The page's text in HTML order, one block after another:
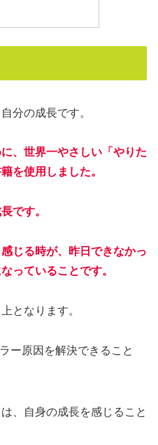
分の成長です。
、世界一やさしい「やりた
を使用しました。
です。
じる時が、昨日できなかっ
っていることです。
となります。
ー原因を解決できること
、自身の成長を感じること